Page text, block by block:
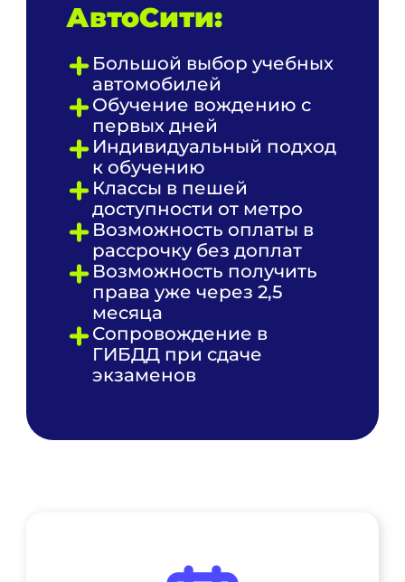
АвтоСити:
Большой выбор учебных
автомобилей
Обучение вождению с
первых дней
Индивидуальный подход
к обучению
Классы в пешей
доступности от метро
Возможность оплаты в
рассрочку без доплат
Возможность получить
права уже через 2,5
месяца
Сопровождение в
ГИБДД при сдаче
экзаменов